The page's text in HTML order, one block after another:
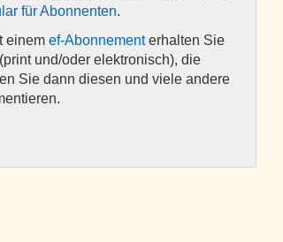
für Abonnenten.
einem ef-Abonnementerhalten Sie
und/oder elektronisch), die
Sie dann diesen und viele andere